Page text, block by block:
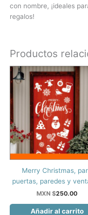
con nombre, ¡ideales
regalos!
Productos
Merry Christmas,
puertas, paredes y
MXN $250.00
Añadir al carrito